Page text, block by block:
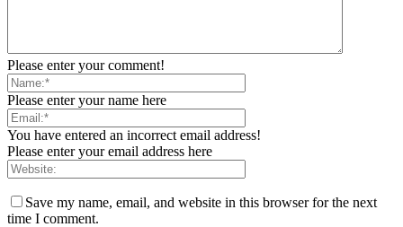
Please enter your comment!
Please enter your name here
You have entered an incorrect email address!
Please enter your email address here
Save my name, email, and website in this browser for the next
time I comment.